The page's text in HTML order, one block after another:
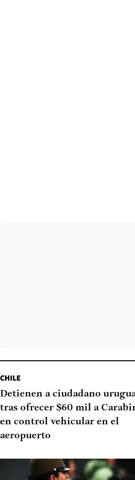
CHILE
Detienen a ciudadano
tras ofrecer $60 mil a
en control vehicular en el
aeropuerto